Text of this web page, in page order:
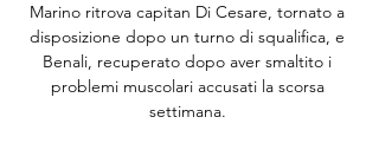
Marino ritrova capitan Di Cesare, tornato a
disposizione dopo un turno di squalifica, e
Benali, recuperato dopo aver smaltito i
problemi muscolari accusati la scorsa
settimana.